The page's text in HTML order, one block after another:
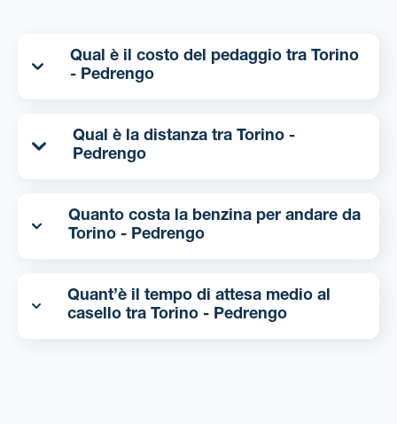
Qual è il costo del pedaggio tra Torino
- Pedrengo
Qual è la distanza tra Torino -
Pedrengo
Quanto costa la benzina per andare da
Torino - Pedrengo
Quant’è il tempo di attesa medio al
casello tra Torino - Pedrengo